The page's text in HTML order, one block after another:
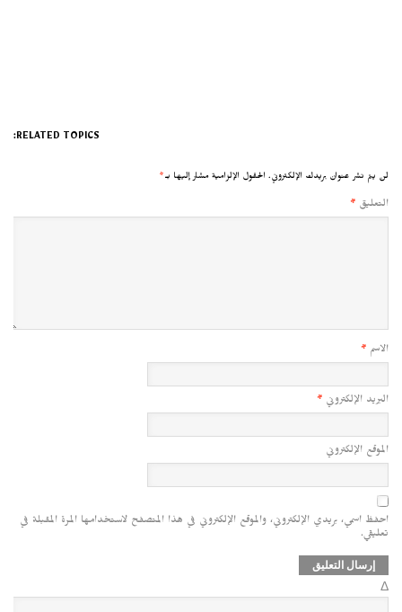
RELATED TOPICS:
لن يتم نشر عنوان بريدك الإلكتروني. الحقول الإلزامية مشار إليها بـ*
التعليق *
الاسم *
البريد الإلكتروني *
الموقع الإلكتروني
احفظ اسمي، بريدي الإلكتروني، والموقع الإلكتروني في هذا المتصفح لاستخدامها المرة المقبلة في
تعليقي.
Δ